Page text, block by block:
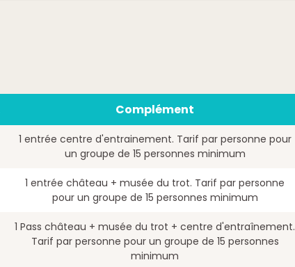
Complément
1 entrée centre d'entrainement. Tarif par personne pour
un groupe de 15 personnes minimum
1 entrée château + musée du trot. Tarif par personne
pour un groupe de 15 personnes minimum
1 Pass château + musée du trot + centre d'entraînement.
Tarif par personne pour un groupe de 15 personnes
minimum